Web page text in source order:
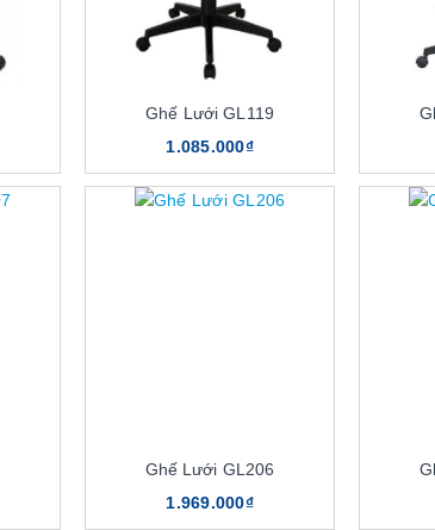
Ghế Lưới GL119
1.085.000₫
Ghế Lưới GL206
1.969.000₫